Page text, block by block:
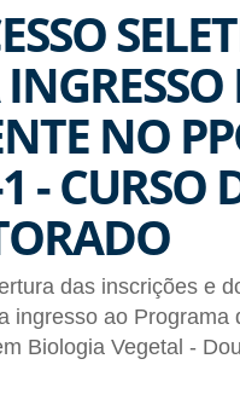
NO
- CURSO
das inscrições e
ingresso ao Programa
Biologia Vegetal -